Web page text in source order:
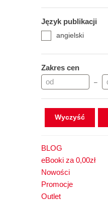
Język publikacji
angielski
Zakres cen
–
Wyczyść
BLOG
eBooki za 0,00zł
Nowości
Promocje
Outlet